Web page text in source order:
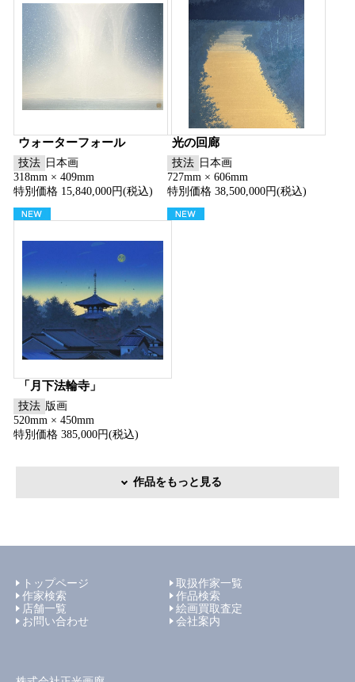
ウォーターフォール
技法 日本画
318mm × 409mm
特別価格 15,840,000円(税込)
光の回廊
技法 日本画
727mm × 606mm
特別価格 38,500,000円(税込)
「月下法輪寺」
技法 版画
520mm × 450mm
特別価格 385,000円(税込)
作品をもっと見る
トップページ
取扱作家一覧
作家検索
作品検索
店舗一覧
絵画買取査定
お問い合わせ
会社案内